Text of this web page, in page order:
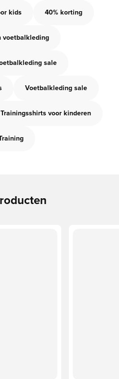
kids 40% korting
voetbalkleding
sale
Voetbalkleding sale
Trainingsshirts voor kinderen